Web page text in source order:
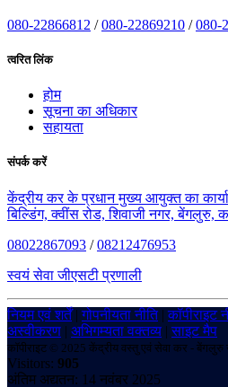
080-22866812 /080-22869210 /080-
त्वरित लिंक
होम
सूचना का अधिकार
सहायता
संपर्क करें
केंद्रीय कर के प्रधान मुख्य आयुक्त का
बिल्डिंग, क्वींस रोड, शिवाजी नगर, बेंगलुरु,
08022867093 /08212476953
स्वयं सेवा जीएसटी प्रणाली
नियम एवं शर्तें|गोपनीयता नीति|कॉपीराइट
अस्वीकरण | अभिगम्यता वक्तव्य |साइट मैप
कॉपीराइट © 2025 केंद्रीय वस्तु एवं सेवा कर - बेंगलुरु
Visitors: 905
अंतिम अद्यतन: 14 नवंबर 2025